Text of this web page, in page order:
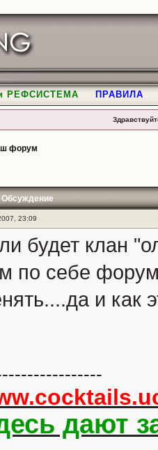
РЕФСИСТЕМА ПРАВИЛА
форум
Обсуждение
23:09
будет клан
по себе
и как
дают